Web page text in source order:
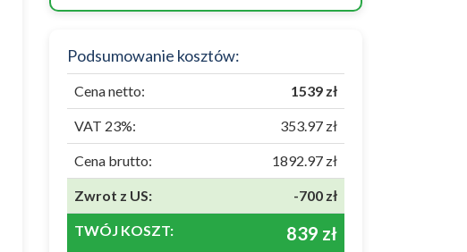
Podsumowanie kosztów:
Cena netto: 1539 zł
VAT 23%: 353.97 zł
Cena brutto: 1892.97 zł
Zwrot z US: -700 zł
TWÓJ KOSZT: 839 zł